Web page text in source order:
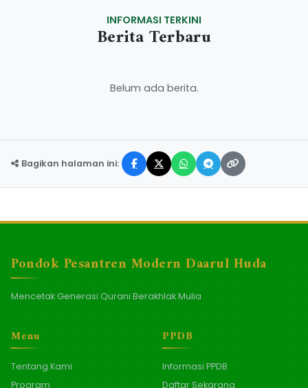
INFORMASI TERKINI
Berita Terbaru
Belum ada berita.
Bagikan halaman ini:
Pondok Pesantren Modern Daarul Huda
Mencetak Generasi Qurani Berakhlak Mulia
Menu
Tentang Kami
Program
PPDB
Informasi PPDB
Daftar Sekarang